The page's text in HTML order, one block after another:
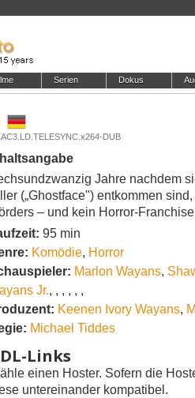
Serien Dokus
DUB
Jahre nachdem
(„Ghostface") entkommen
– und kein Horror-
95 min
Komödie, Horror
Marlon Wayans,
Jr., , , , , ,
Keenen Ivory Wayans,
Michael Tiddes
Links
einen Hoster. Sofern die
untereinander kompatibel.